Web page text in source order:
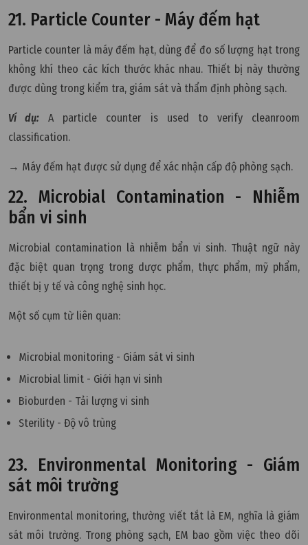
21. Particle Counter - Máy đếm hạt
Particle counter là máy đếm hạt, dùng để đo số lượng hạt trong
không khí theo các kích thước khác nhau. Thiết bị này thường
được dùng trong kiểm tra, giám sát và thẩm định phòng sạch.
Ví dụ: A particle counter is used to verify cleanroom
classification.
→ Máy đếm hạt được sử dụng để xác nhận cấp độ phòng sạch.
22. Microbial Contamination - Nhiễm
bẩn vi sinh
Microbial contamination là nhiễm bẩn vi sinh. Thuật ngữ này
đặc biệt quan trọng trong dược phẩm, thực phẩm, mỹ phẩm,
thiết bị y tế và công nghệ sinh học.
Một số cụm từ liên quan:
Microbial monitoring - Giám sát vi sinh
Microbial limit - Giới hạn vi sinh
Bioburden - Tải lượng vi sinh
Sterility - Độ vô trùng
23. Environmental Monitoring - Giám
sát môi trường
Environmental monitoring, thường viết tắt là EM, nghĩa là giám
sát môi trường. Trong phòng sạch, EM bao gồm việc theo dõi